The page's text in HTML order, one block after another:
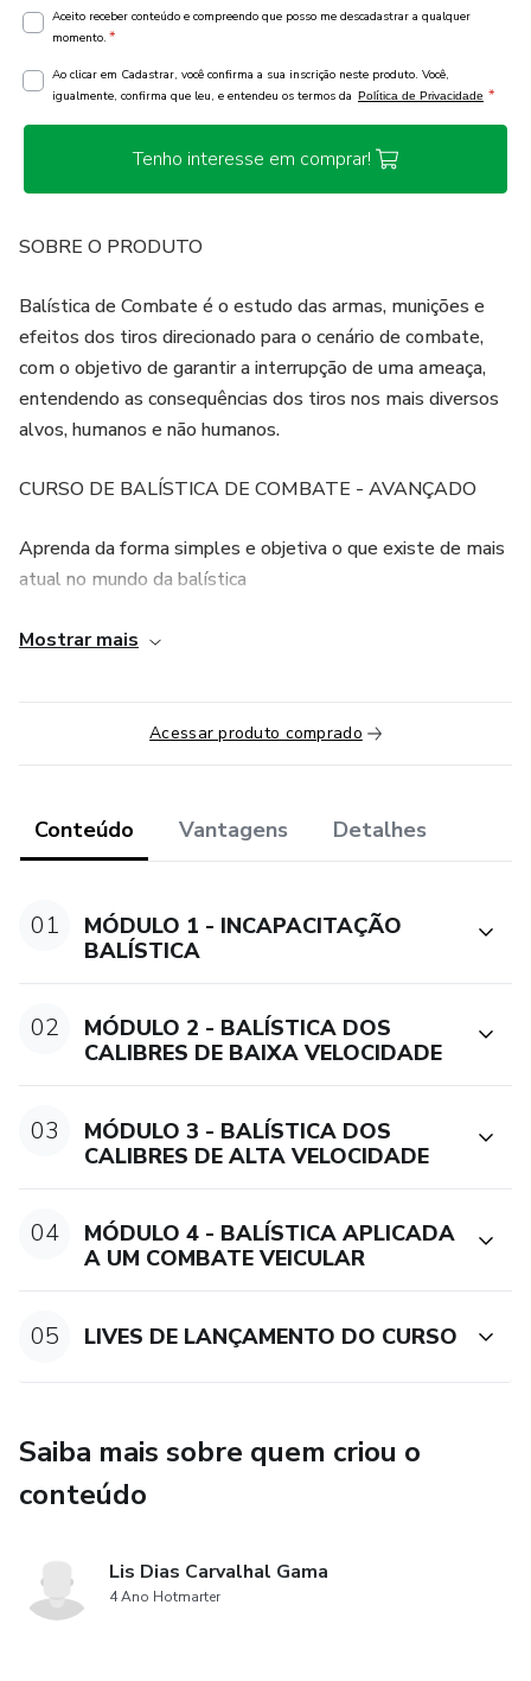
Aceito receber conteúdo e compreendo que posso me descadastrar a qualquer
momento. *
Ao clicar em Cadastrar, você confirma a sua inscrição neste produto. Você,
igualmente, confirma que leu, e entendeu os termos da Política de Privacidade *
Tenho interesse em comprar!
SOBRE O PRODUTO
Balística de Combate é o estudo das armas, munições e
efeitos dos tiros direcionado para o cenário de combate,
com o objetivo de garantir a interrupção de uma ameaça,
entendendo as consequências dos tiros nos mais diversos
alvos, humanos e não humanos.
CURSO DE BALÍSTICA DE COMBATE - AVANÇADO
Aprenda da forma simples e objetiva o que existe de mais
atual no mundo da balística
O nosso objetivo é ensinar a você conceitos relacionados à
acabando de uma vez por todas com mitos e achismos.
Mostrar mais
Acessar produto comprado
Conteúdo Vantagens Detalhes
01
MÓDULO 1 - INCAPACITAÇÃO
BALÍSTICA
02
MÓDULO 2 - BALÍSTICA DOS
CALIBRES DE BAIXA VELOCIDADE
03
MÓDULO 3 - BALÍSTICA DOS
CALIBRES DE ALTA VELOCIDADE
04
MÓDULO 4 - BALÍSTICA APLICADA
A UM COMBATE VEICULAR
05 LIVES DE LANÇAMENTO DO CURSO
Saiba mais sobre quem criou o
conteúdo
Lis Dias Carvalhal Gama
4 Ano Hotmarter